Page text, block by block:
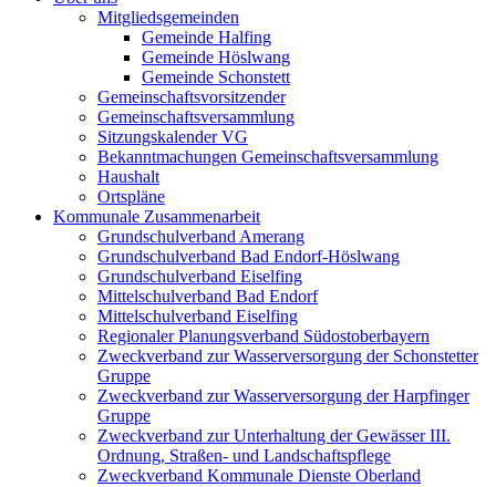
Mitgliedsgemeinden
Gemeinde Halfing
Gemeinde Höslwang
Gemeinde Schonstett
Gemeinschaftsvorsitzender
Gemeinschaftsversammlung
Sitzungskalender VG
Bekanntmachungen Gemeinschaftsversammlung
Haushalt
Ortspläne
Kommunale Zusammenarbeit
Grundschulverband Amerang
Grundschulverband Bad Endorf-Höslwang
Grundschulverband Eiselfing
Mittelschulverband Bad Endorf
Mittelschulverband Eiselfing
Regionaler Planungsverband Südostoberbayern
Zweckverband zur Wasserversorgung der Schonstetter
Gruppe
Zweckverband zur Wasserversorgung der Harpfinger
Gruppe
Zweckverband zur Unterhaltung der Gewässer III.
Ordnung, Straßen- und Landschaftspflege
Zweckverband Kommunale Dienste Oberland